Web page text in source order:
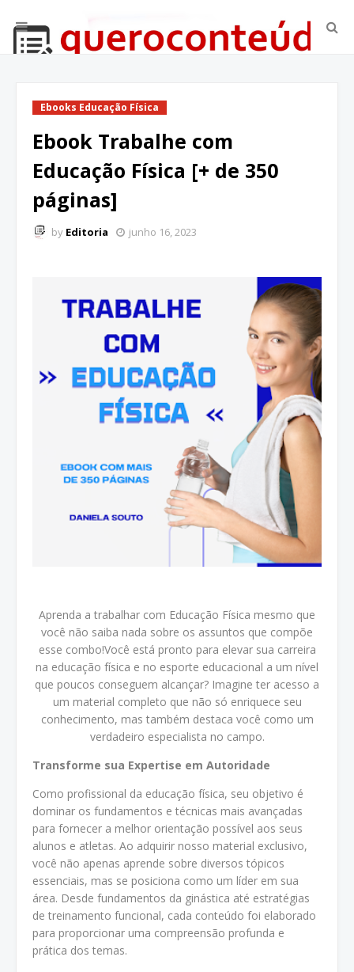
Ebooks Educação Física
Ebook Trabalhe com
Educação Física [+ de 350
páginas]
by Editoria junho 16, 2023
Aprenda a trabalhar com Educação Física mesmo que
você não saiba nada sobre os assuntos que compõe
esse combo!Você está pronto para elevar sua carreira
na educação física e no esporte educacional a um nível
que poucos conseguem alcançar? Imagine ter acesso a
um material completo que não só enriquece seu
conhecimento, mas também destaca você como um
verdadeiro especialista no campo.
Transforme sua Expertise em Autoridade
Como profissional da educação física, seu objetivo é
dominar os fundamentos e técnicas mais avançadas
para fornecer a melhor orientação possível aos seus
alunos e atletas. Ao adquirir nosso material exclusivo,
você não apenas aprende sobre diversos tópicos
essenciais, mas se posiciona como um líder em sua
área. Desde fundamentos da ginástica até estratégias
de treinamento funcional, cada conteúdo foi elaborado
para proporcionar uma compreensão profunda e
prática dos temas.